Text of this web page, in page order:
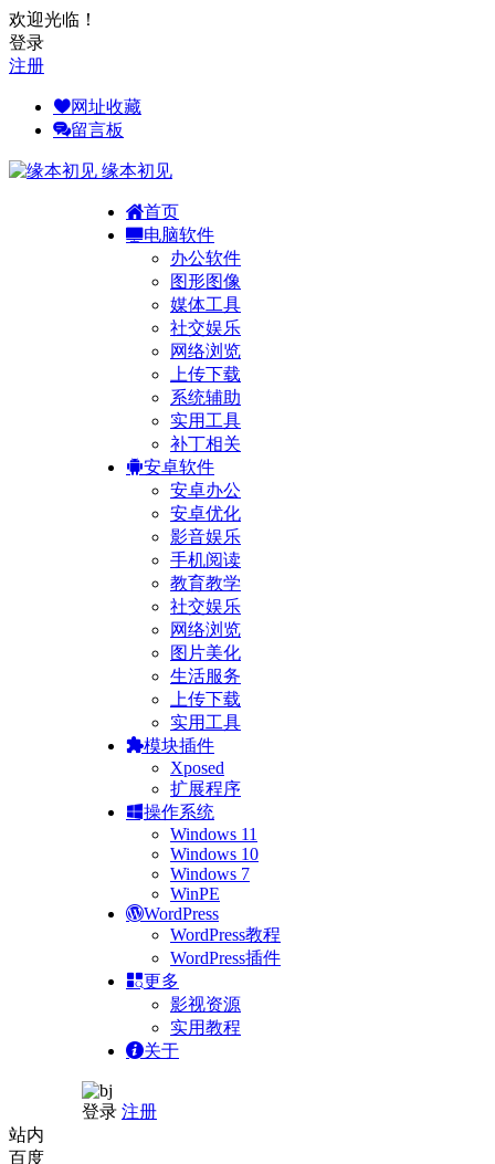
欢迎光临！
登录
注册
网址收藏
留言板
缘本初见
首页
电脑软件
办公软件
图形图像
媒体工具
社交娱乐
网络浏览
上传下载
系统辅助
实用工具
补丁相关
安卓软件
安卓办公
安卓优化
影音娱乐
手机阅读
教育教学
社交娱乐
网络浏览
图片美化
生活服务
上传下载
实用工具
模块插件
Xposed
扩展程序
操作系统
Windows 11
Windows 10
Windows 7
WinPE
WordPress
WordPress教程
WordPress插件
更多
影视资源
实用教程
关于
登录 注册
站内
百度